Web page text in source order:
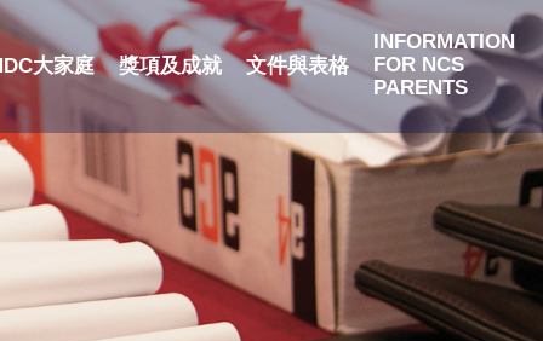
大家庭 獎項及成就 文件與表格
INFORMATION
FOR NCS
PARENTS